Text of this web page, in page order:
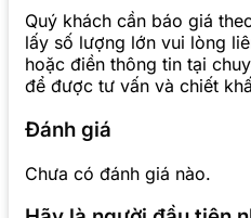
Quý khách cần báo giá
lấy số lượng lớn vui lòng
hoặc điền thông tin tại
để được tư vấn và chiết
Đánh giá
Chưa có đánh giá nào.